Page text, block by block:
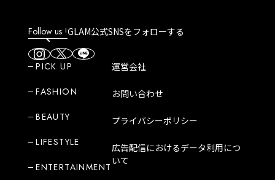
Follow us !GLAM公式SNSをフォローする
PICK UP
FASHION
BEAUTY
LIFESTYLE
ENTERTAINMENT
運営会社
お問い合わせ
プライバシーポリシー
広告配信におけるデータ利用につ
いて